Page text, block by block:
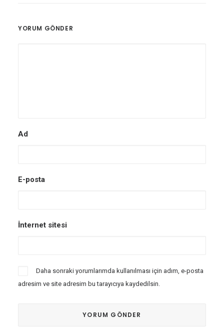
YORUM GÖNDER
Ad
E-posta
İnternet sitesi
Daha sonraki yorumlarımda kullanılması için adım, e-posta
adresim ve site adresim bu tarayıcıya kaydedilsin.